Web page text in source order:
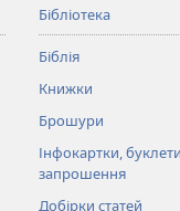
Бібліотека
Біблія
Книжки
Брошури
Інфокартки,
запрошення
Добірки статей